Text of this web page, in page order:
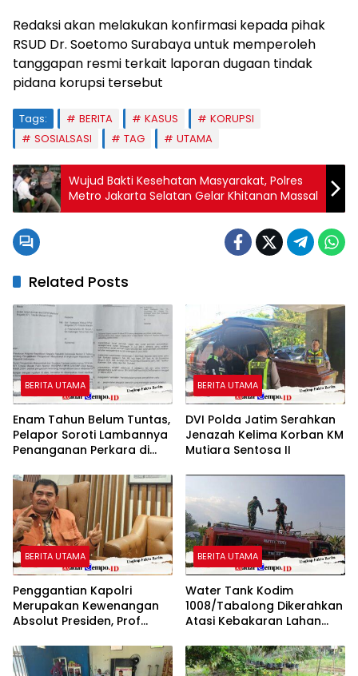
Redaksi akan melakukan konfirmasi kepada pihak
RSUD Dr. Soetomo Surabaya untuk memperoleh
tanggapan resmi terkait laporan dugaan tindak
pidana korupsi tersebut
Tags: BERITA KASUS
KORUPSI
SOSIALSASI
TAG UTAMA
Wujud Bakti Kesehatan Masyarakat, Polres
Metro Jakarta Selatan Gelar Khitanan Massal
Related Posts
BERITA UTAMA
Enam Tahun Belum Tuntas,
Pelapor Soroti Lambannya
Penanganan Perkara di
BERITA UTAMA
DVI Polda Jatim Serahkan
Jenazah Kelima Korban KM
Mutiara Sentosa II
BERITA UTAMA
Penggantian Kapolri
Merupakan Kewenangan
Absolut Presiden, Prof
Pemberantasan Korupsi
Justru Melemah
BERITA UTAMA
Water Tank Kodim
1008/Tabalong Dikerahkan
Atasi Kebakaran Lahan